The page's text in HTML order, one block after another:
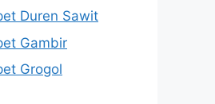
Duren Sawit
Gambir
Grogol